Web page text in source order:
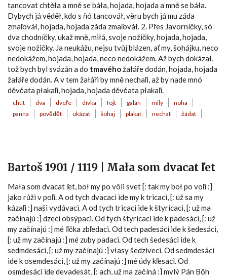
tancovat chtěła a mně se báła, hojada, hojada a mně se báła.
Dybych já věděł, kdo s ňó tancováł, věru bych já mu záda
zmaľováł, hojada, hojada záda zmaľováł. 2. Přes Javorníčky, só
dva chodníčky, ukaž mně, miłá, svoje nožičky, hojada, hojada,
svoje nožičky. Ja neukážu, nejsu tvůj blázen, ať my, šohájku, neco
nedokážem, hojada, hojada, neco nedokážem. Až bych dokázał,
tož bych byl svázán a do tmavéhožałáře dodán, hojada, hojada
žałáře dodán. A v tem žałáři by mně nechaľi, až by nade mnó
děvčata płakaľi, hojada, hojada děvčata płakaľi.
chtít dva dveře dívka fojt galán milý
noha
panna
povědět ukázat šohaj plakat nechat žádat
Bartoš 1901 / 1119 | Mała som dvacat ľet
Mała som dvacat ľet, boł my po vôli svet [: tak my boł po voľi :]
jako růži v poľi. A od tych dvacaci ide my k tricaci, [: už sa my
kázaľi :] naši vydávaci. A od tych tricaci ide k štyricaci, [: už ma
začínajú :] dzeci obsýpaci. Od tych štyricaci ide k padesáci, [: už
my začínajú :] mé ľíčka zbľedaci. Od tech padesáci ide k šedesáci,
[: už my začínajú :] mé zuby padaci. Od tech šedesáci ide k
sedmdesáci, [: už my začínajú :] vłasy šedziveci. Od sedmdesáci
ide k osemdesáci, [: už my začínajú :] mé údy kľesaci. Od
osmdesáci ide devadesát, [: ach, už ma začíná :] mylý Pán Bôh